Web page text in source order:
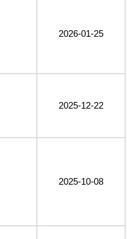
2026-01-25
2025-12-22
2025-10-08